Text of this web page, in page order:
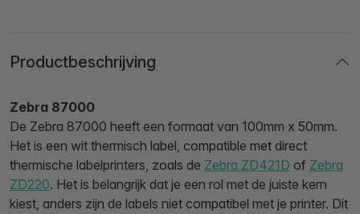
Productbeschrijving
Zebra 87000
De Zebra 87000 heeft een formaat van 100mm x 50mm.
Het is een wit thermisch label, compatible met direct
thermische labelprinters, zoals de Zebra ZD421D of Zebra
ZD220. Het is belangrijk dat je een rol met de juiste kern
kiest, anders zijn de labels niet compatibel met je printer. Dit